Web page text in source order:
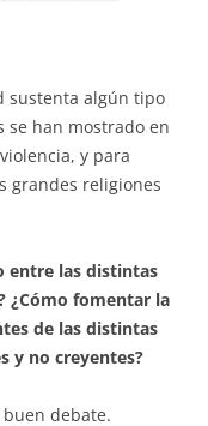
sustenta algún tipo
se han mostrado en
y para
grandes religiones
entre las distintas
¿Cómo fomentar la
de las distintas
y no creyentes?
debate.